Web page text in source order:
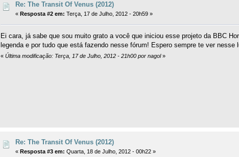
Re: The Transit Of Venus (2012)
« Resposta #2 em: Terça, 17 de Julho, 2012 - 20h59 »
Ei cara, já sabe que sou muito grato a você que iniciou esse projeto da BBC
legenda e por tudo que está fazendo nesse fórum! Espero sempre te ver nesse
«Última modificação: Terça, 17 de Julho, 2012 - 21h00 por nagol»
Re: The Transit Of Venus (2012)
« Resposta #3 em: Quarta, 18 de Julho, 2012 - 00h22 »